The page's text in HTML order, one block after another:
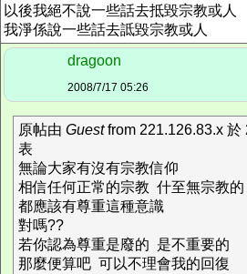
以後我絕不說一些話去抵毀宗教或人
我淨係說一些話去詆毀宗教或人
dragoon
2008/7/17 05:26
原帖由 Guestfrom 221.126.83.x 於
表
無論大家有沒有宗教信仰
相信任何正常的宗教 什至無宗教的
都應該有尊重這種意識
對嗎??
若你認為尊重是廢的 是不重要的
那麼便算吧 可以不理會我的回復